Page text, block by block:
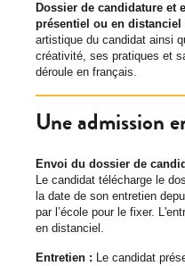
Dossier de candidature et
présentiel ou en distanciel
artistique du candidat ainsi
créativité, ses pratiques et
déroule en français.
Une admission
Envoi du dossier de
Le candidat télécharge le
la date de son entretien
par l’école pour le fixer.
en distanciel.
Entretien : Le candidat